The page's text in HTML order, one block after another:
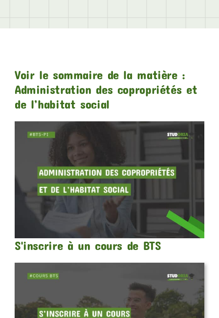
Voir le sommaire de la matière :
Administration des copropriétés et
de l’habitat social
S'inscrire à un cours de BTS